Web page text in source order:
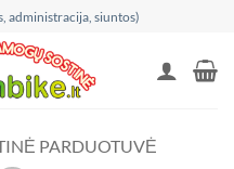
administracija, siuntos)
PARDUOTUVĖ